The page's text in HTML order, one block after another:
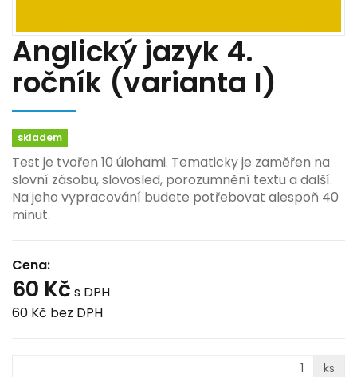
Anglický jazyk 4.
ročník (varianta I)
skladem
Test je tvořen 10 úlohami. Tematicky je zaměřen na
slovní zásobu, slovosled, porozumnění textu a další.
Na jeho vypracování budete potřebovat alespoň 40
minut.
Cena:
60 Kč s DPH
60 Kč bez DPH
ks